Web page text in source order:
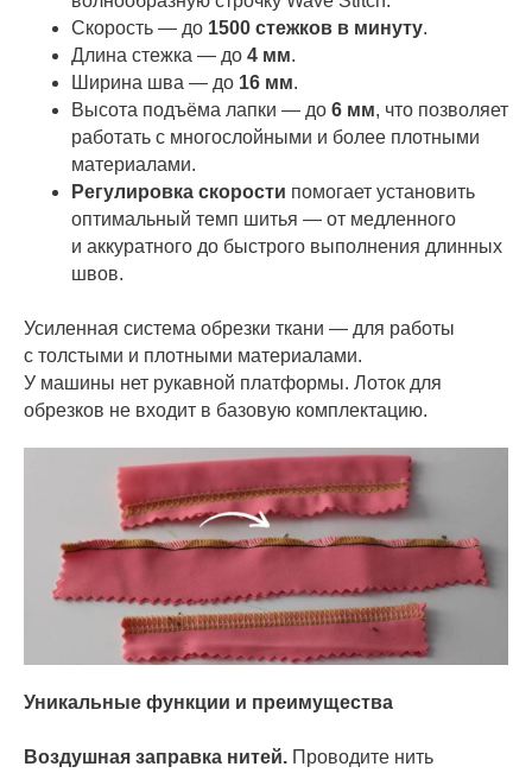
Скорость — до 1500 стежков в минуту.
Длина стежка — до 4 мм.
Ширина шва — до 16 мм.
Высота подъёма лапки — до 6 мм, что позволяет
работать с многослойными и более плотными
материалами.
Регулировка скорости помогает установить
оптимальный темп шитья — от медленного
и аккуратного до быстрого выполнения длинных
швов.
Усиленная система обрезки ткани — для работы
с толстыми и плотными материалами.
У машины нет рукавной платформы. Лоток для
обрезков не входит в базовую комплектацию.
Уникальные функции и преимущества
Воздушная заправка нитей. Проводите нить